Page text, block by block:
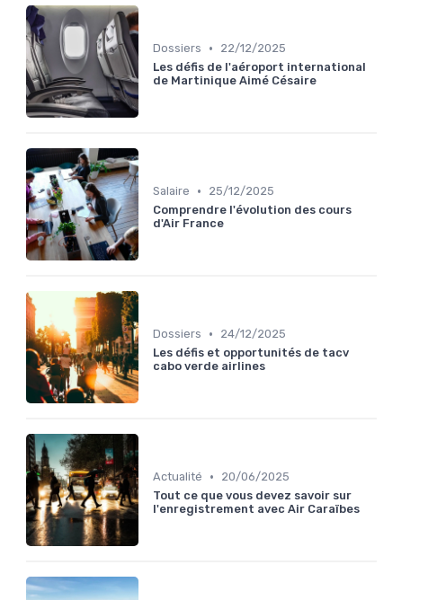
Dossiers •
22/12/2025
Les défis de l'aéroport international
de Martinique Aimé Césaire
Salaire •
25/12/2025
Comprendre l'évolution des cours
d'Air France
Dossiers •
24/12/2025
Les défis et opportunités de tacv
cabo verde airlines
Actualité •
20/06/2025
Tout ce que vous devez savoir sur
l'enregistrement avec Air Caraïbes